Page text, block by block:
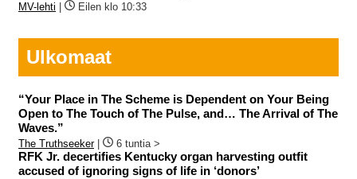
MV-lehti Eilen klo 10:33
Ulkomaat
“Your Place in The Scheme is Dependent on Your Being
Open to The Touch of The Pulse, and… The Arrival of The
Waves.”
The Truthseeker| 6 tuntia >
RFK Jr. decertifies Kentucky organ harvesting outfit
accused of ignoring signs of life in ‘donors’